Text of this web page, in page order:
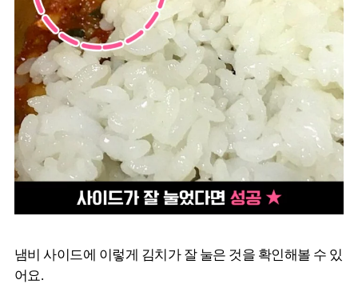
냄비 사이드에 이렇게 김치가 잘 눌은 것을 확인해볼 수 있
어요.